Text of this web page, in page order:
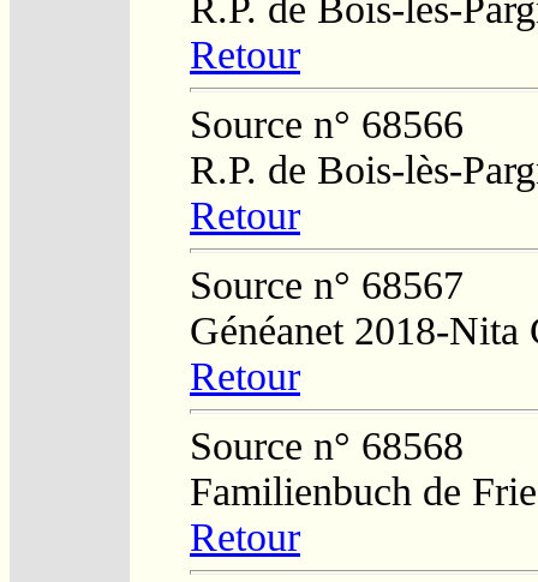
R.P. de Bois-lès-
Retour
Source n° 68566
R.P. de Bois-lès-
Retour
Source n° 68567
Généanet 2018-Nita
Retour
Source n° 68568
Familienbuch de
Retour